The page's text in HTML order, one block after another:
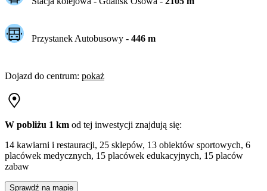
Przystanek Autobusowy - 446m
Dojazd do centrum: pokaż
W pobliżu 1 km od tej inwestycji znajdują się:
14 kawiarni i restauracji, 25 sklepów, 13 obiektów sportowych, 6
placówek medycznych, 15 placówek edukacyjnych, 15 placów
zabaw
Sprawdź na mapie